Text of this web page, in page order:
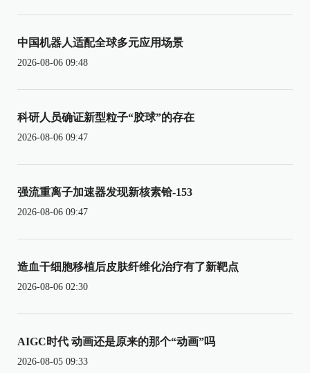
中国机器人适配全球多元应用场景
2026-08-06 09:48
科研人员确证新型粒子“胶球”的存在
2026-08-06 09:47
强流重离子加速器发现新核素铪-153
2026-08-06 09:47
造血干细胞移植后皮肤纤维化治疗有了新靶点
2026-08-06 02:30
AIGC时代 动画还是原来的那个“动画”吗
2026-08-05 09:33